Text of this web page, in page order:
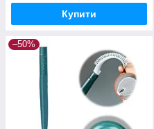
Купити
–50%